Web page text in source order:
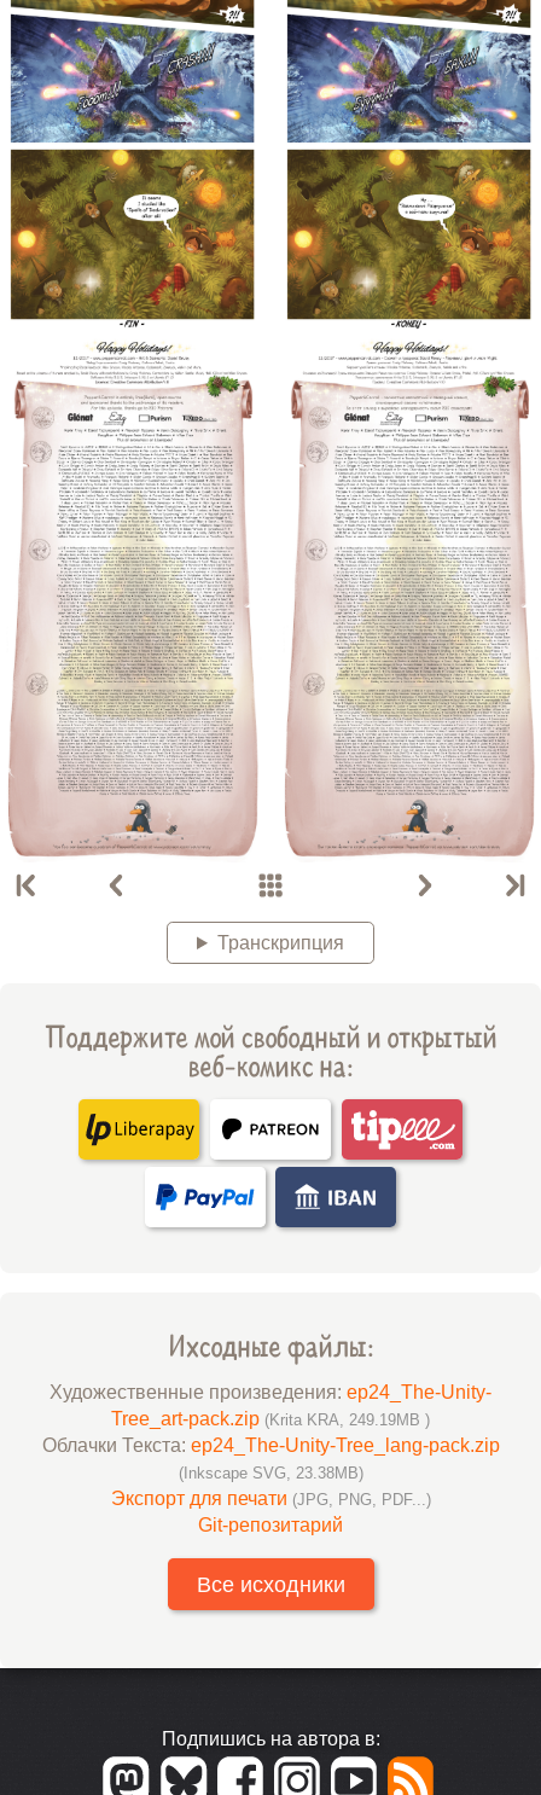
Транскрипция
Поддержите мой свободный и открытый
веб-комикс на:
Ихсодные файлы:
Художественные произведения: ep24_The-Unity-
Tree_art-pack.zip (Krita KRA, 249.19MB )
Облачки Текста: ep24_The-Unity-Tree_lang-pack.zip
(Inkscape SVG, 23.38MB)
Экспорт для печати (JPG, PNG, PDF...)
Git-репозитарий
Все исходники
Подпишись на автора в: